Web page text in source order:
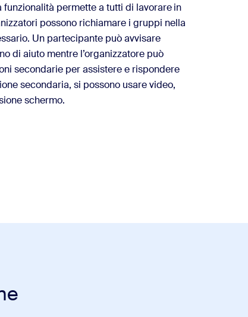
permette a tutti di lavorare in
possono richiamare i gruppi nella
Un partecipante può avvisare
di aiuto mentre l’organizzatore può
secondarie per assistere e rispondere
secondaria, si possono usare video,
schermo.